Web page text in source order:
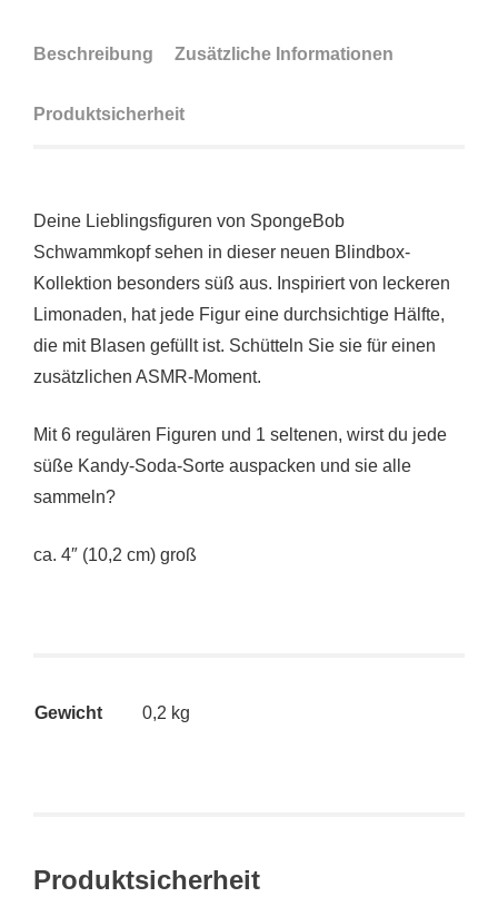
Beschreibung Zusätzliche Informationen
Produktsicherheit
Deine Lieblingsfiguren von SpongeBob
Schwammkopf sehen in dieser neuen Blindbox-
Kollektion besonders süß aus. Inspiriert von leckeren
Limonaden, hat jede Figur eine durchsichtige Hälfte,
die mit Blasen gefüllt ist. Schütteln Sie sie für einen
zusätzlichen ASMR-Moment.
Mit 6 regulären Figuren und 1 seltenen, wirst du jede
süße Kandy-Soda-Sorte auspacken und sie alle
sammeln?
ca. 4″ (10,2 cm) groß
Gewicht 0,2 kg
Produktsicherheit